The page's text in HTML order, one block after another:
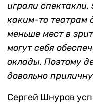
играли
каким-то театрам
меньше мест в
могут себя
оклады. Поэтому
довольно
Сергей Шнуров